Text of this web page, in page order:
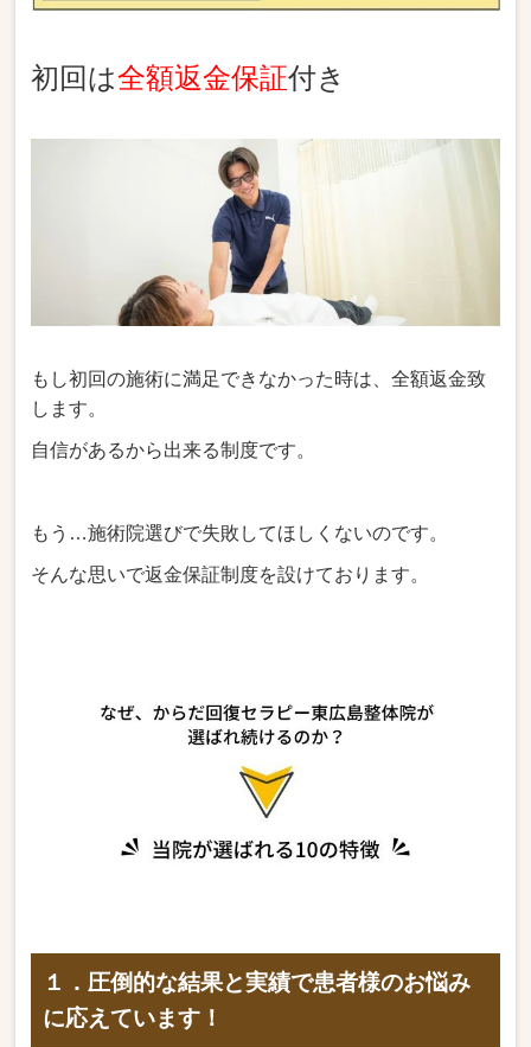
初回は全額返金保証付き
もし初回の施術に満足できなかった時は、全額返金致
します。
自信があるから出来る制度です。
もう…施術院選びで失敗してほしくないのです。
そんな思いで返金保証制度を設けております。
１．圧倒的な結果と実績で患者様のお悩み
に応えています！